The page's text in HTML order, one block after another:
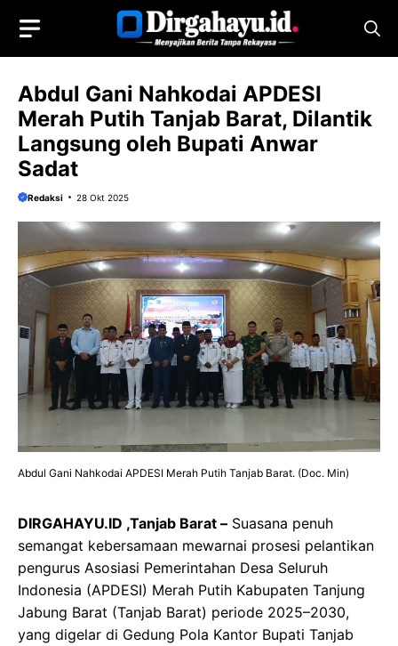
isi
Abdul Gani Nahkodai APDESI
Merah Putih Tanjab Barat, Dilantik
Langsung oleh Bupati Anwar
Sadat
Redaksi 28 Okt 2025
Abdul Gani Nahkodai APDESI Merah Putih Tanjab Barat. (Doc. Min)
DIRGAHAYU.ID ,Tanjab Barat – Suasana penuh
semangat kebersamaan mewarnai prosesi pelantikan
pengurus Asosiasi Pemerintahan Desa Seluruh
Indonesia (APDESI) Merah Putih Kabupaten Tanjung
Jabung Barat (Tanjab Barat) periode 2025–2030,
yang digelar di Gedung Pola Kantor Bupati Tanjab